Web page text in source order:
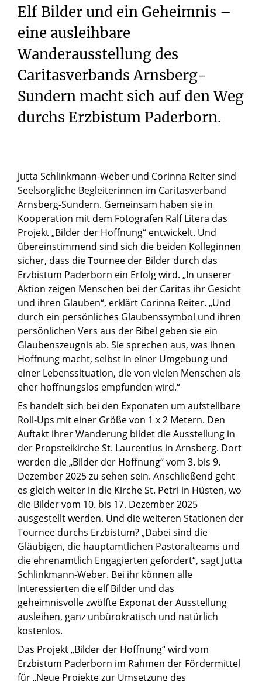
Elf Bilder und ein Geheimnis –
eine ausleihbare
Wanderausstellung des
Caritasverbands Arnsberg-
Sundern macht sich auf den Weg
durchs Erzbistum Paderborn.
Jutta Schlinkmann-Weber und Corinna Reiter sind
Seelsorgliche Begleiterinnen im Caritasverband
Arnsberg-Sundern. Gemeinsam haben sie in
Kooperation mit dem Fotografen Ralf Litera das
Projekt „Bilder der Hoffnung“ entwickelt. Und
übereinstimmend sind sich die beiden Kolleginnen
sicher, dass die Tournee der Bilder durch das
Erzbistum Paderborn ein Erfolg wird. „In unserer
Aktion zeigen Menschen bei der Caritas ihr Gesicht
und ihren Glauben“, erklärt Corinna Reiter. „Und
durch ein persönliches Glaubenssymbol und ihren
persönlichen Vers aus der Bibel geben sie ein
Glaubenszeugnis ab. Sie sprechen aus, was ihnen
Hoffnung macht, selbst in einer Umgebung und
einer Lebenssituation, die von vielen Menschen als
eher hoffnungslos empfunden wird.“
Es handelt sich bei den Exponaten um aufstellbare
Roll-Ups mit einer Größe von 1 x 2 Metern. Den
Auftakt ihrer Wanderung bildet die Ausstellung in
der Propsteikirche St. Laurentius in Arnsberg. Dort
werden die „Bilder der Hoffnung“ vom 3. bis 9.
Dezember 2025 zu sehen sein. Anschließend geht
es gleich weiter in die Kirche St. Petri in Hüsten, wo
die Bilder vom 10. bis 17. Dezember 2025
ausgestellt werden. Und die weiteren Stationen der
Tournee durchs Erzbistum? „Dabei sind die
Gläubigen, die hauptamtlichen Pastoralteams und
die ehrenamtlich Engagierten gefordert“, sagt Jutta
Schlinkmann-Weber. Bei ihr können alle
Interessierten die elf Bilder und das
geheimnisvolle zwölfte Exponat der Ausstellung
ausleihen, ganz unbürokratisch und natürlich
kostenlos.
Das Projekt „Bilder der Hoffnung“ wird vom
Erzbistum Paderborn im Rahmen der Fördermittel
für „Neue Projekte zur Umsetzung des